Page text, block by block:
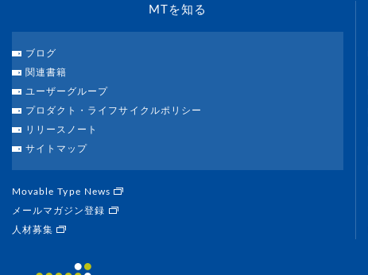
MTを知る
ブログ
関連書籍
ユーザーグループ
プロダクト・ライフサイクルポリシー
リリースノート
サイトマップ
Movable Type News
メールマガジン登録
人材募集